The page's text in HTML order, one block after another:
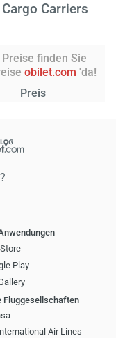
Carriers
finden Sie
obilet.com 'da!
Preis
Play
Fluggesellschaften
Air Lines